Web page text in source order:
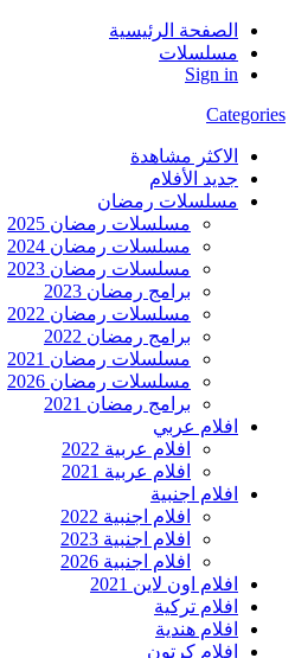
الصفحة الرئيسية
مسلسلات
Sign in
Categories
الاكثر مشاهدة
جديد الأفلام
مسلسلات رمضان
مسلسلات رمضان 2025
مسلسلات رمضان 2024
مسلسلات رمضان 2023
برامج رمضان 2023
مسلسلات رمضان 2022
برامج رمضان 2022
مسلسلات رمضان 2021
مسلسلات رمضان 2026
برامج رمضان 2021
افلام عربي
افلام عربية 2022
افلام عربية 2021
افلام اجنبية
افلام اجنبية 2022
افلام اجنبية 2023
افلام اجنبية 2026
افلام اون لاين 2021
افلام تركية
افلام هندية
افلام كرتون